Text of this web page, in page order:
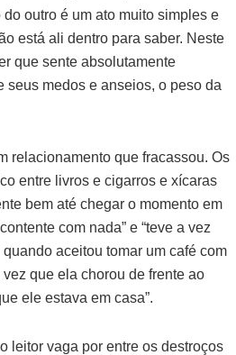
outro é um ato muito simples e
está ali dentro para saber. Neste
que sente absolutamente
seus medos e anseios, o peso da
relacionamento que fracassou. Os
entre livros e cigarros e xícaras
bem até chegar o momento em
com nada” e “teve a vez
aceitou tomar um café com
que ela chorou de frente ao
ele estava em casa”.
leitor vaga por entre os destroços